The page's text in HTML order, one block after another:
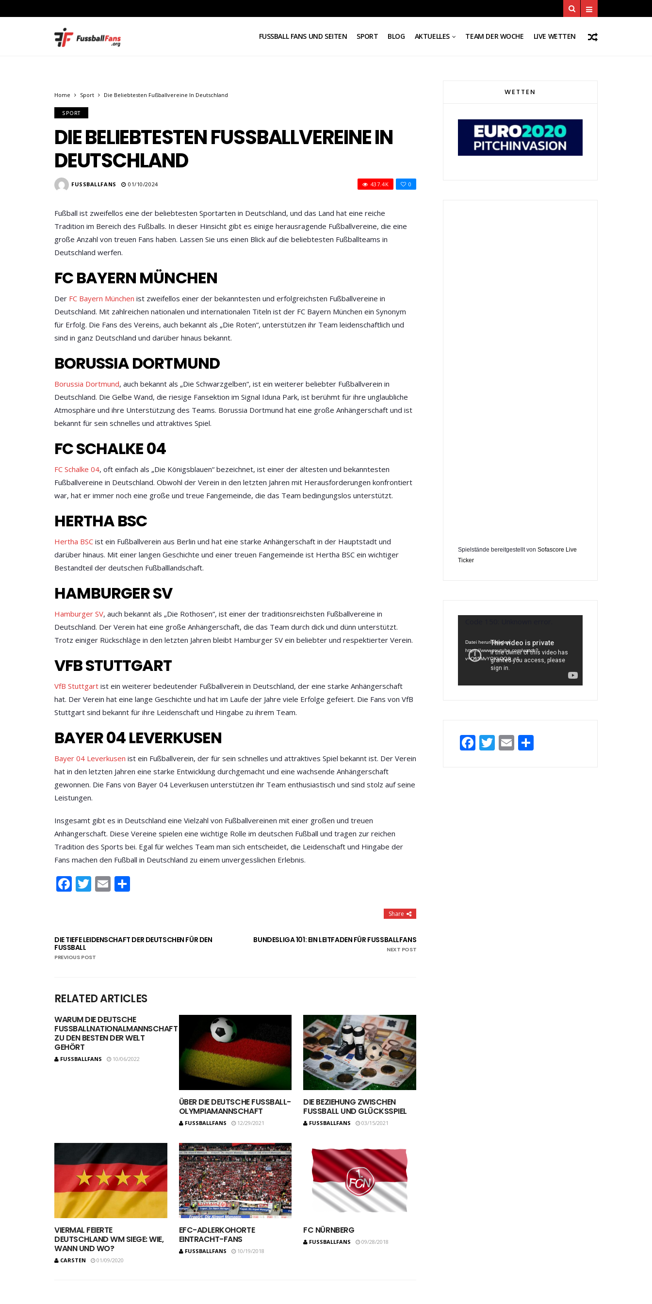
FUSSBALL FANS UND SEITEN SPORT BLOG AKTUELLES TEAM DER WOCHE LIVE WETTEN
Home Sport Die Beliebtesten Fußballvereine In Deutschland
SPORT
DIE BELIEBTESTEN FUSSBALLVEREINE IN D
EUTSCHLAND
FUSSBALLFANS 01/10/2024 0
437.4K
Fußball ist zweifellos eine der beliebtesten Sportarten in Deutschland, und das Land hat eine reiche
Tradition im Bereich des Fußballs. In dieser Hinsicht gibt es einige herausragende Fußballvereine, die eine
große Anzahl von treuen Fans haben. Lassen Sie uns einen Blick auf die beliebtesten Fußballteams in
Deutschland werfen.
FC BAYERN MÜNCHEN
Der FC Bayern München ist zweifellos einer der bekanntesten und erfolgreichsten Fußballvereine in
Deutschland. Mit zahlreichen nationalen und internationalen Titeln ist der FC Bayern München ein Synonym
für Erfolg. Die Fans des Vereins, auch bekannt als „Die Roten“, unterstützen ihr Team leidenschaftlich und
sind in ganz Deutschland und darüber hinaus bekannt.
BORUSSIA DORTMUND
Borussia Dortmund, auch bekannt als „Die Schwarzgelben“, ist ein weiterer beliebter Fußballverein in
Deutschland. Die Gelbe Wand, die riesige Fansektion im Signal Iduna Park, ist berühmt für ihre unglaubliche
Atmosphäre und ihre Unterstützung des Teams. Borussia Dortmund hat eine große Anhängerschaft und ist
bekannt für sein schnelles und attraktives Spiel.
FC SCHALKE 04
FC Schalke 04, oft einfach als „Die Königsblauen“ bezeichnet, ist einer der ältesten und bekanntesten
Fußballvereine in Deutschland. Obwohl der Verein in den letzten Jahren mit Herausforderungen konfrontiert
war, hat er immer noch eine große und treue Fangemeinde, die das Team bedingungslos unterstützt.
HERTHA BSC
Hertha BSC ist ein Fußballverein aus Berlin und hat eine starke Anhängerschaft in der Hauptstadt und
darüber hinaus. Mit einer langen Geschichte und einer treuen Fangemeinde ist Hertha BSC ein wichtiger
Bestandteil der deutschen Fußballlandschaft.
HAMBURGER SV
Hamburger SV, auch bekannt als „Die Rothosen“, ist einer der traditionsreichsten Fußballvereine in
Deutschland. Der Verein hat eine große Anhängerschaft, die das Team durch dick und dünn unterstützt.
Trotz einiger Rückschläge in den letzten Jahren bleibt Hamburger SV ein beliebter und respektierter Verein.
VFB STUTTGART
VfB Stuttgart ist ein weiterer bedeutender Fußballverein in Deutschland, der eine starke Anhängerschaft
hat. Der Verein hat eine lange Geschichte und hat im Laufe der Jahre viele Erfolge gefeiert. Die Fans von VfB
Stuttgart sind bekannt für ihre Leidenschaft und Hingabe zu ihrem Team.
BAYER 04 LEVERKUSEN
Bayer 04 Leverkusen ist ein Fußballverein, der für sein schnelles und attraktives Spiel bekannt ist. Der Verein
hat in den letzten Jahren eine starke Entwicklung durchgemacht und eine wachsende Anhängerschaft
gewonnen. Die Fans von Bayer 04 Leverkusen unterstützen ihr Team enthusiastisch und sind stolz auf seine
Leistungen.
Insgesamt gibt es in Deutschland eine Vielzahl von Fußballvereinen mit einer großen und treuen
Anhängerschaft. Diese Vereine spielen eine wichtige Rolle im deutschen Fußball und tragen zur reichen
Tradition des Sports bei. Egal für welches Team man sich entscheidet, die Leidenschaft und Hingabe der
Fans machen den Fußball in Deutschland zu einem unvergesslichen Erlebnis.
Facebook
Twitter
Email
Share
DIE TIEFE LEIDENSCHAFT DER DEUTSCHEN FÜR DEN
FUSSBALL
PREVIOUS POST
BUNDESLIGA 101: EIN LEITFADEN FÜR FUSSBALLFANS
NEXT POST
RELATED ARTICLES
WARUM DIE DEUTSCHE
FUSSBALLNATIONALMANNSCHAFT Z
U DEN BESTEN DER WELT G
EHÖRT
FUSSBALLFANS 10/06/2022
ÜBER DIE DEUTSCHE FUSSBALL-O
LYMPIAMANNSCHAFT
FUSSBALLFANS 12/29/2021
DIE BEZIEHUNG ZWISCHEN
FUSSBALL UND GLÜCKSSPIEL
FUSSBALLFANS 03/15/2021
VIERMAL FEIERTE
DEUTSCHLAND WM SIEGE: WIE,
WANN UND WO?
CARSTEN 01/09/2020
EFC-ADLERKOHORTE
EINTRACHT-FANS
FUSSBALLFANS 10/19/2018
FC NÜRNBERG
FUSSBALLFANS 09/28/2018
WETTEN
Spielstände bereitgestellt vonSofascore Live
Ticker
Datei herunterladen:
https://www.youtube.com/watch?
v=O65MvYOKkQQ&_=1
Facebook
Twitter
Email